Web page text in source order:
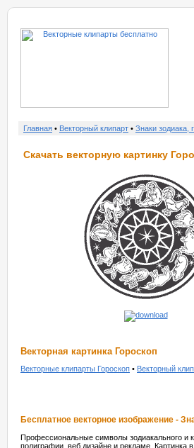
Главная • Векторный клипарт • Знаки зодиака,
Скачать векторную картинку
Векторная картинка Гороскоп
Векторные клипарты Гороскоп • Векторный
Бесплатное векторное изображение -
Профессиональные символы зодиакального и
полиграфии, веб дизайне и рекламе. Картинка